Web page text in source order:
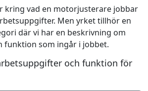
kring vad en motorjusterare jobbar
Men yrket tillhör en
där vi har en beskrivning om
funktion som ingår i jobbet.
och funktion för